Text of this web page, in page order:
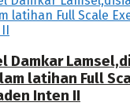
Damkar
latihan Full
Inten II